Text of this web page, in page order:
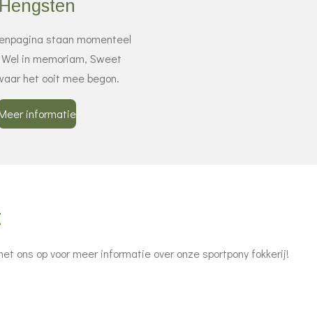
Hengsten
staan momenteel
in memoriam, Sweet
het ooit mee begon.
informatie
ons op voor meer informatie over onze sportpony fokkerij!